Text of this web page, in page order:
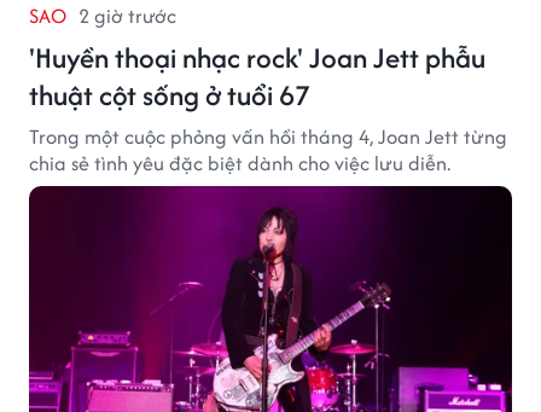
SAO 2 giờ trước
'Huyền thoại nhạc rock' Joan Jett phẫu
thuật cột sống ở tuổi 67
Trong một cuộc phỏng vấn hồi tháng 4, Joan Jett từng
chia sẻ tình yêu đặc biệt dành cho việc lưu diễn.